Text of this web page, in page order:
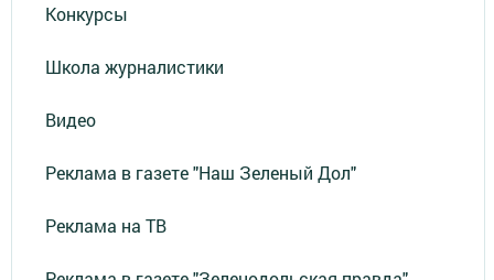
Конкурсы
Школа журналистики
Видео
Реклама в газете "Наш Зеленый Дол"
Реклама на ТВ